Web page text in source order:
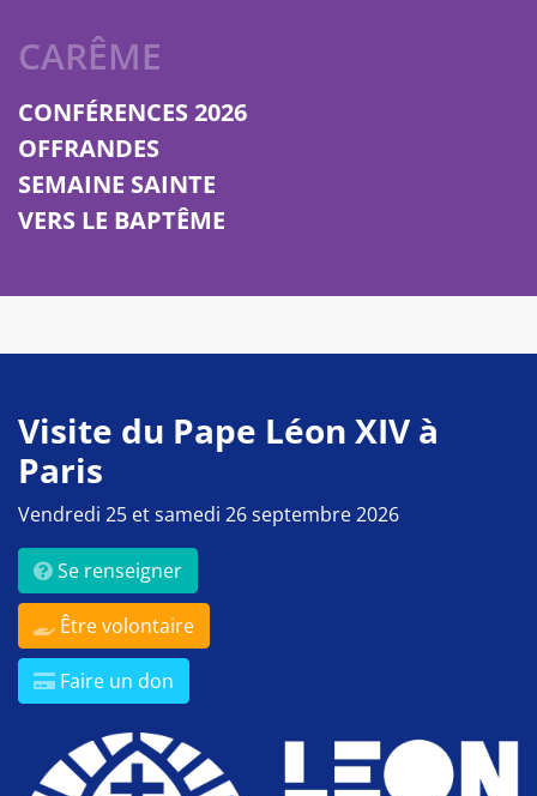
CARÊME
CONFÉRENCES 2026
OFFRANDES
SEMAINE SAINTE
VERS LE BAPTÊME
Visite du Pape Léon XIV à
Paris
Vendredi 25 et samedi 26 septembre 2026
Se renseigner
Être volontaire
Faire un don